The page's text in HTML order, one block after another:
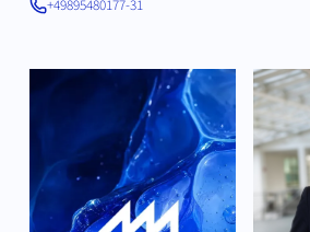
+49895480177-31